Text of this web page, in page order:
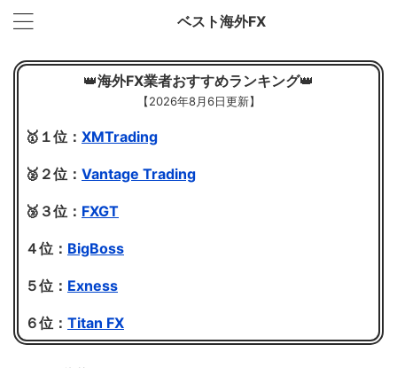
ベスト海外FX
👑海外FX業者おすすめランキング👑
【2026年8月6日更新】
🥇１位： XMTrading
🥈２位： Vantage Trading
🥉３位： FXGT
４位： BigBoss
５位： Exness
６位： Titan FX